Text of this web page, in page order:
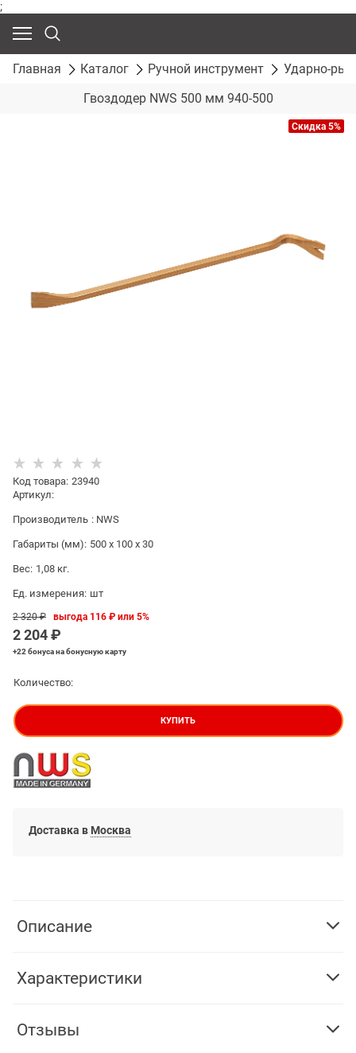
;
Главная Каталог Ручной инструмент
Ударно-
Гвоздодер NWS 500 мм 940-500
Скидка 5%
Код товара: 23940
Артикул:
Производитель : NWS
Габариты (мм): 500 x 100 x 30
Вес: 1,08 кг.
Ед. измерения: шт
2 320 ₽
2 204 ₽
выгода 116 ₽ или5%
+22 бонусана бонусную карту
Количество:
КУПИТЬ
Доставка в Москва
Описание
Характеристики
Отзывы